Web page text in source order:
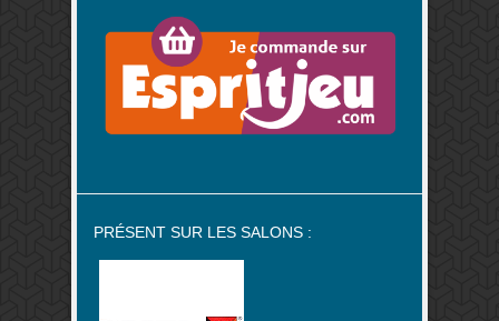
PRÉSENT SUR LES SALONS :